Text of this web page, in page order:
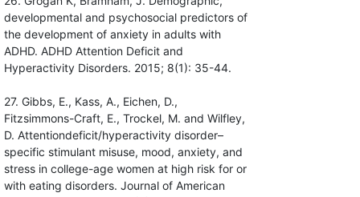
developmental and psychosocial predictors of
the development of anxiety in adults with
ADHD. ADHD Attention Deficit and
Hyperactivity Disorders. 2015; 8(1): 35-44.
27. Gibbs, E., Kass, A., Eichen, D.,
Fitzsimmons-Craft, E., Trockel, M. and Wilfley,
D. Attentiondeficit/hyperactivity disorder–
specific stimulant misuse, mood, anxiety, and
stress in college-age women at high risk for or
with eating disorders. Journal of American